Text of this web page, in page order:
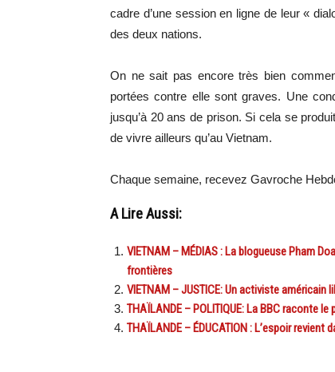
cadre d’une session en ligne de leur «
des deux nations.
On ne sait pas encore très bien
portées contre elle sont graves. Une
jusqu’à 20 ans de prison. Si cela se
de vivre ailleurs qu’au Vietnam.
Chaque semaine, recevez Gavroche
A Lire Aussi:
VIETNAM – MÉDIAS : La blogueuse Pham
frontières
VIETNAM – JUSTICE: Un activiste
THAÏLANDE – POLITIQUE: La BBC raconte
THAÏLANDE – ÉDUCATION : L’espoir